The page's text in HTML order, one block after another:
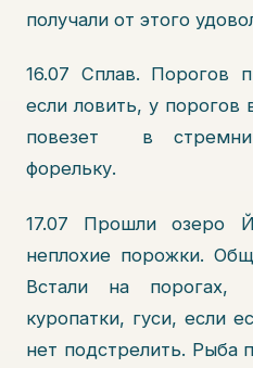
получали от этого
16.07 Сплав. Порогов
если ловить, у порогов
повезет в
форельку.
17.07 Прошли озеро
неплохие порожки.
Встали на
куропатки, гуси, если
нет подстрелить. Рыба